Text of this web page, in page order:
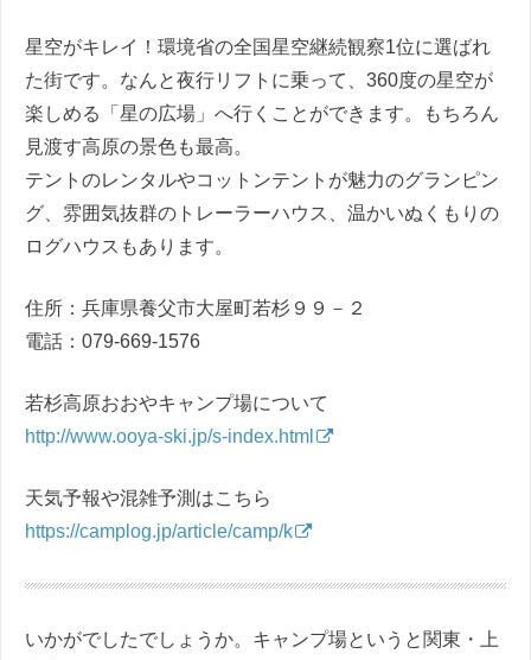
星空がキレイ！環境省の全国星空継続観察1位に選ばれ
た街です。なんと夜行リフトに乗って、360度の星空が
楽しめる「星の広場」へ行くことができます。もちろん
見渡す高原の景色も最高。
テントのレンタルやコットンテントが魅力のグランピン
グ、雰囲気抜群のトレーラーハウス、温かいぬくもりの
ログハウスもあります。
住所：兵庫県養父市大屋町若杉９９－２
電話：079-669-1576
若杉高原おおやキャンプ場について
http://www.ooya-ski.jp/s-index.html
天気予報や混雑予測はこちら
https://camplog.jp/article/camp/k
いかがでしたでしょうか。キャンプ場というと関東・上